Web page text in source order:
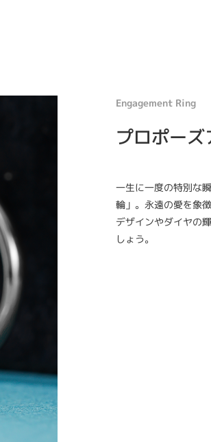
Engagement Ring
プロポー
一生に一度の特別な
輪」。永遠の愛を象
デザインやダイヤの
しょう。